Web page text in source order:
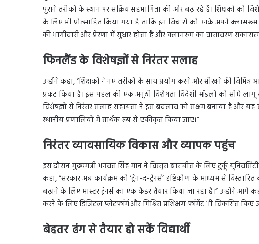
पुराने तरीकों के स्थान पर सक्रिय सहभागिता की ओर बढ़ रहे हैं। शिक्षकों को
के लिए भी प्रोत्साहित किया गया है ताकि इन विचारों को उनके अपने
की भागीदारी और प्रेरणा में सुधार होता है और क्लासरूम का वातावरण
फिनलैंड के विशेषज्ञों से निरंतर सलाह
उन्होंने कहा, “शिक्षकों ने नए तरीकों के साथ प्रयोग करने और सीखने की
प्रकट किया है। इस पहल की एक अनूठी विशेषता विदेशी मॉडलों को सीधे
विशेषज्ञों से निरंतर सलाह सहायता ने इस बदलाव को सक्षम बनाया है और यह
स्थानीय प्रणालियों में सार्थक रूप से एकीकृत किया जाए।”
निरंतर व्यावसायिक विकास और व्यापक पहुंच
इस दौरान मुख्यमंत्री भगवंत सिंह मान ने विस्तृत बातचीत के लिए टुर्कू
कहा, “सरकार अब कार्यक्रम को ‘ट्रेन-द-ट्रेनर्स’ दृष्टिकोण के माध्यम से
बढ़ाने के लिए मास्टर ट्रेनर्स का एक कैडर तैयार किया जा रहा है।” उन्होंने आगे
करने के लिए डिजिटल प्लेटफॉर्म और मिश्रित प्रशिक्षण फॉर्मेट भी विकसित किए
बेहतर ढंग से तैयार हो सकें विद्यार्थी